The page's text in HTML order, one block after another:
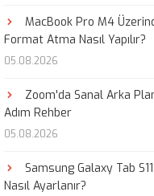
MacBook Pro M4
Format Atma Nasıl Yapılır?
05.08.2026
Zoom'da Sanal Arka
Adım Rehber
05.08.2026
Samsung Galaxy Tab
Nasıl Ayarlanır?